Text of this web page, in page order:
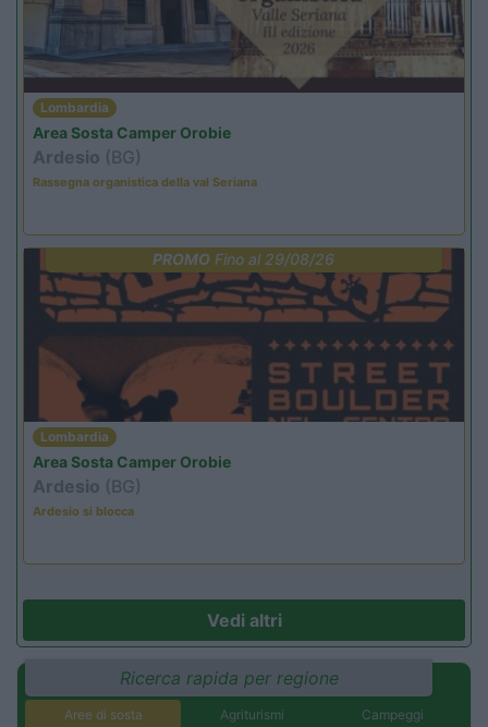
Lombardia
Area Sosta Camper Orobie
Ardesio (BG)
Rassegna organistica della val Seriana
PROMO Fino al 29/08/26
Lombardia
Area Sosta Camper Orobie
Ardesio (BG)
Ardesio si blocca
Vedi altri
Ricerca rapida per regione
Aree di sosta Agriturismi
Campeggi